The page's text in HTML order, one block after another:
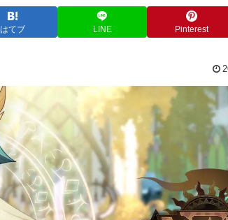
はてブ LINE Pinterest